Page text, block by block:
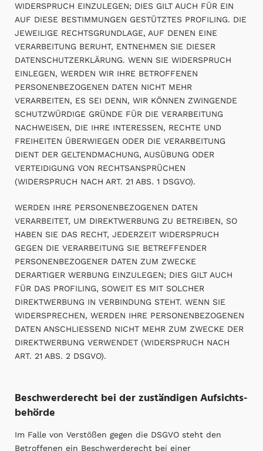
WIDERSPRUCH EINZULEGEN; DIES GILT AUCH FÜR EIN
AUF DIESE BESTIMMUNGEN GESTÜTZTES PROFILING. DIE
JEWEILIGE RECHTSGRUNDLAGE, AUF DENEN EINE
VERARBEITUNG BERUHT, ENTNEHMEN SIE DIESER
DATENSCHUTZERKLÄRUNG. WENN SIE WIDERSPRUCH
EINLEGEN, WERDEN WIR IHRE BETROFFENEN
PERSONENBEZOGENEN DATEN NICHT MEHR
VERARBEITEN, ES SEI DENN, WIR KÖNNEN ZWINGENDE
SCHUTZWÜRDIGE GRÜNDE FÜR DIE VERARBEITUNG
NACHWEISEN, DIE IHRE INTERESSEN, RECHTE UND
FREIHEITEN ÜBERWIEGEN ODER DIE VERARBEITUNG
DIENT DER GELTENDMACHUNG, AUSÜBUNG ODER
VERTEIDIGUNG VON RECHTSANSPRÜCHEN
(WIDERSPRUCH NACH ART. 21 ABS. 1 DSGVO).
WERDEN IHRE PERSONENBEZOGENEN DATEN
VERARBEITET, UM DIREKTWERBUNG ZU BETREIBEN, SO
HABEN SIE DAS RECHT, JEDERZEIT WIDERSPRUCH
GEGEN DIE VERARBEITUNG SIE BETREFFENDER
PERSONENBEZOGENER DATEN ZUM ZWECKE
DERARTIGER WERBUNG EINZULEGEN; DIES GILT AUCH
FÜR DAS PROFILING, SOWEIT ES MIT SOLCHER
DIREKTWERBUNG IN VERBINDUNG STEHT. WENN SIE
WIDERSPRECHEN, WERDEN IHRE PERSONENBEZOGENEN
DATEN ANSCHLIESSEND NICHT MEHR ZUM ZWECKE DER
DIREKTWERBUNG VERWENDET (WIDERSPRUCH NACH
ART. 21 ABS. 2 DSGVO).
Beschwerde­recht bei der zuständigen Aufsichts­
behörde
Im Falle von Verstößen gegen die DSGVO steht den
Betroffenen ein Beschwerderecht bei einer